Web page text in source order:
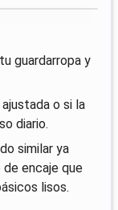
guardarropa y
o si la
diario.
similar ya
encaje que
lisos.